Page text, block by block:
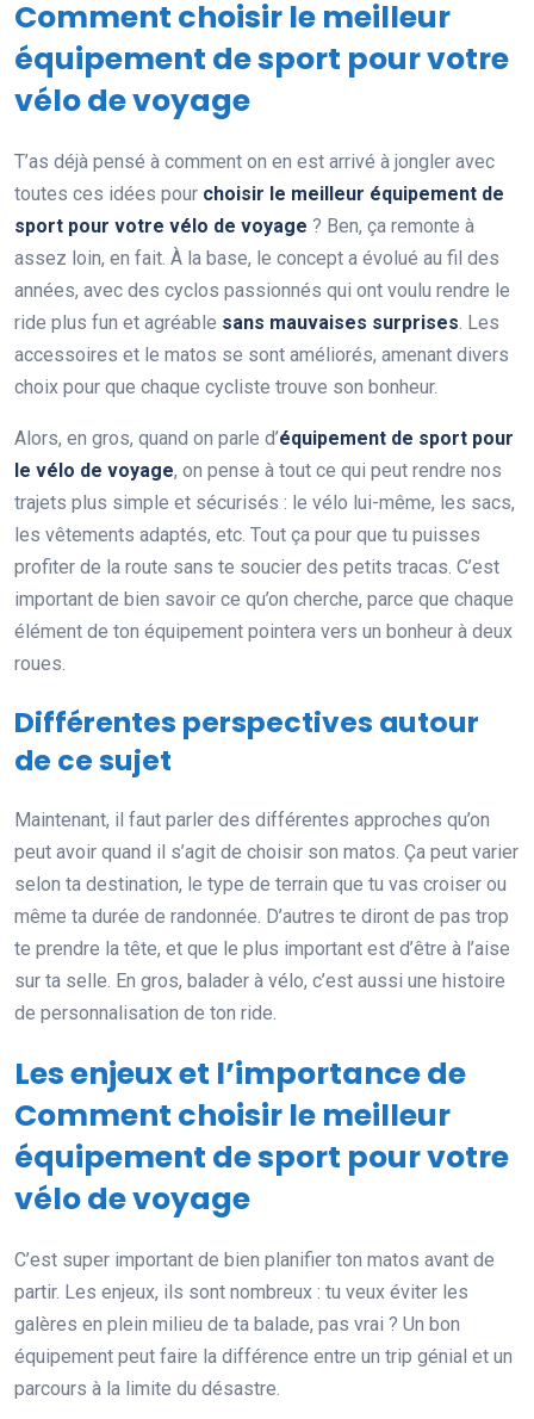
Comment choisir le meilleur
équipement de sport pour votre
vélo de voyage
T’as déjà pensé à comment on en est arrivé à jongler avec
toutes ces idées pour choisir le meilleur équipement de
sport pour votre vélo de voyage ? Ben, ça remonte à
assez loin, en fait. À la base, le concept a évolué au fil des
années, avec des cyclos passionnés qui ont voulu rendre le
ride plus fun et agréable sans mauvaises surprises. Les
accessoires et le matos se sont améliorés, amenant divers
choix pour que chaque cycliste trouve son bonheur.
Alors, en gros, quand on parle d’équipement de sport pour
le vélo de voyage, on pense à tout ce qui peut rendre nos
trajets plus simple et sécurisés : le vélo lui-même, les sacs,
les vêtements adaptés, etc. Tout ça pour que tu puisses
profiter de la route sans te soucier des petits tracas. C’est
important de bien savoir ce qu’on cherche, parce que chaque
élément de ton équipement pointera vers un bonheur à deux
roues.
Différentes perspectives autour
de ce sujet
Maintenant, il faut parler des différentes approches qu’on
peut avoir quand il s’agit de choisir son matos. Ça peut varier
selon ta destination, le type de terrain que tu vas croiser ou
même ta durée de randonnée. D’autres te diront de pas trop
te prendre la tête, et que le plus important est d’être à l’aise
sur ta selle. En gros, balader à vélo, c’est aussi une histoire
de personnalisation de ton ride.
Les enjeux et l’importance de
Comment choisir le meilleur
équipement de sport pour votre
vélo de voyage
C’est super important de bien planifier ton matos avant de
partir. Les enjeux, ils sont nombreux : tu veux éviter les
galères en plein milieu de ta balade, pas vrai ? Un bon
équipement peut faire la différence entre un trip génial et un
parcours à la limite du désastre.